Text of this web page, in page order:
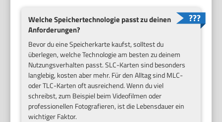
Welche Speichertechnologie passt zu deinen
Anforderungen?
Bevor du eine Speicherkarte kaufst, solltest du
überlegen, welche Technologie am besten zu deinem
Nutzungsverhalten passt. SLC-Karten sind besonders
langlebig, kosten aber mehr. Für den Alltag sind MLC-
oder TLC-Karten oft ausreichend. Wenn du viel
schreibst, zum Beispiel beim Videofilmen oder
professionellen Fotografieren, ist die Lebensdauer ein
wichtiger Faktor.